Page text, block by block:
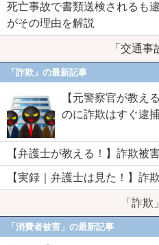
死亡事故で書類送検されるも
がその理由を解説
「交通事
「詐欺」の最新記事
【元警察官が教え
のに詐欺はすぐ逮
【弁護士が教える！】詐欺被
【実録｜弁護士は見た！】詐
「詐欺
「消費者被害」の最新記事